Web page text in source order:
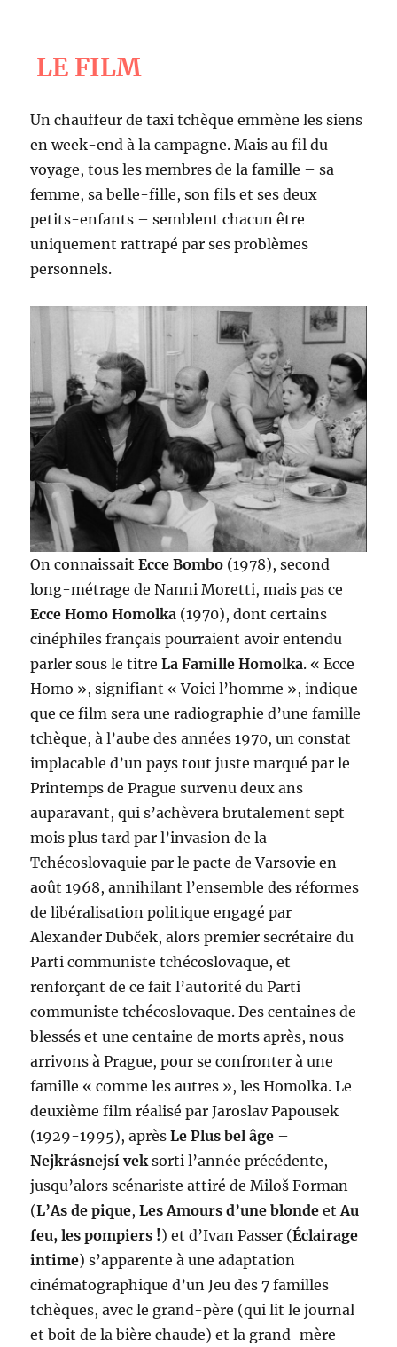
LE FILM
Un chauffeur de taxi tchèque emmène les siens
en week-end à la campagne. Mais au fil du
voyage, tous les membres de la famille – sa
femme, sa belle-fille, son fils et ses deux
petits-enfants – semblent chacun être
uniquement rattrapé par ses problèmes
personnels.
On connaissaitEcce Bombo (1978), second
long-métrage de Nanni Moretti, mais pas ce
Ecce Homo Homolka (1970), dont certains
cinéphiles français pourraient avoir entendu
parler sous le titreLa Famille Homolka. « Ecce
Homo », signifiant « Voici l’homme », indique
que ce film sera une radiographie d’une famille
tchèque, à l’aube des années 1970, un constat
implacable d’un pays tout juste marqué par le
Printemps de Prague survenu deux ans
auparavant, qui s’achèvera brutalement sept
mois plus tard par l’invasion de la
Tchécoslovaquie par le pacte de Varsovie en
août 1968, annihilant l’ensemble des réformes
de libéralisation politique engagé par
Alexander Dubček, alors premier secrétaire du
Parti communiste tchécoslovaque, et
renforçant de ce fait l’autorité du Parti
communiste tchécoslovaque. Des centaines de
blessés et une centaine de morts après, nous
arrivons à Prague, pour se confronter à une
famille « comme les autres », les Homolka. Le
deuxième film réalisé par Jaroslav Papousek
(1929-1995), aprèsLe Plus bel âge –
Nejkrásnejsí veksorti l’année précédente,
jusqu’alors scénariste attiré de Miloš Forman
(L’As de pique,Les Amours d’une blonde etAu
feu, les pompiers !) et d’Ivan Passer (Éclairage
intime) s’apparente à une adaptation
cinématographique d’un Jeu des 7 familles
tchèques, avec le grand-père (qui lit le journal
et boit de la bière chaude) et la grand-mère